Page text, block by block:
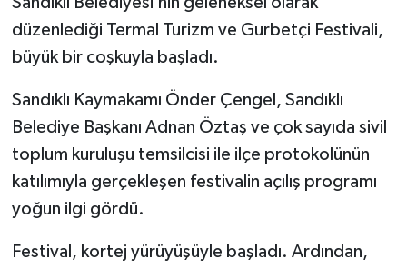
düzenlediği Termal Turizm ve Gurbetçi Festivali,
büyük bir coşkuyla başladı.
Sandıklı Kaymakamı Önder Çengel, Sandıklı
Belediye Başkanı Adnan Öztaş ve çok sayıda sivil
toplum kuruluşu temsilcisi ile ilçe protokolünün
katılımıyla gerçekleşen festivalin açılış programı
yoğun ilgi gördü.
Festival, kortej yürüyüşüyle başladı. Ardından,